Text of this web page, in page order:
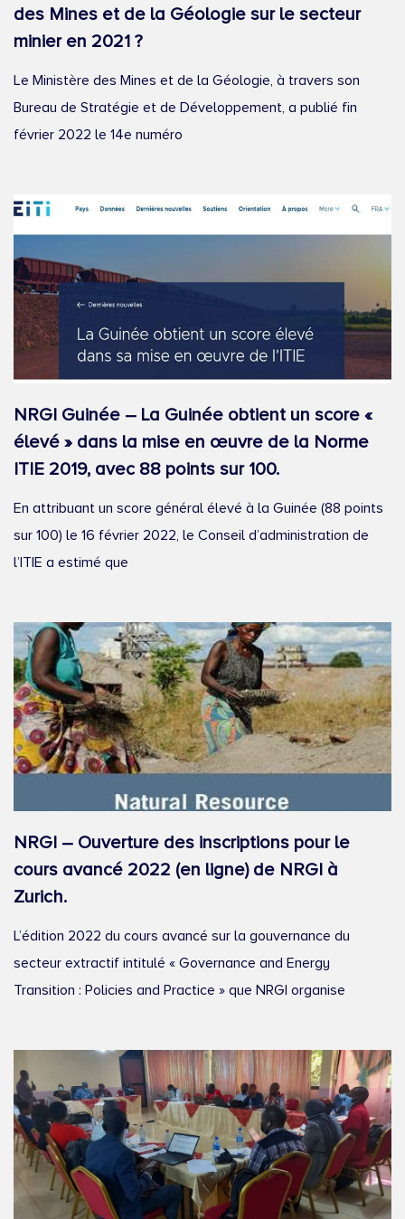
des Mines et de la Géologie sur le secteur
minier en 2021 ?
Le Ministère des Mines et de la Géologie, à travers son
Bureau de Stratégie et de Développement, a publié fin
février 2022 le 14e numéro
NRGI Guinée – La Guinée obtient un score «
élevé » dans la mise en œuvre de la Norme
ITIE 2019, avec 88 points sur 100.
En attribuant un score général élevé à la Guinée (88 points
sur 100) le 16 février 2022, le Conseil d’administration de
l’ITIE a estimé que
NRGI – Ouverture des inscriptions pour le
cours avancé 2022 (en ligne) de NRGI à
Zurich.
L’édition 2022 du cours avancé sur la gouvernance du
secteur extractif intitulé « Governance and Energy
Transition : Policies and Practice » que NRGI organise